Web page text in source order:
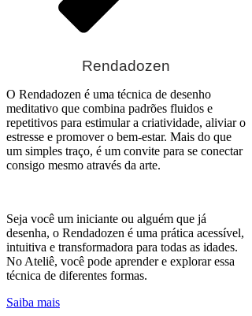
Rendadozen
O Rendadozen é uma técnica de desenho
meditativo que combina padrões fluidos e
repetitivos para estimular a criatividade, aliviar o
estresse e promover o bem-estar. Mais do que
um simples traço, é um convite para se conectar
consigo mesmo através da arte.
Seja você um iniciante ou alguém que já
desenha, o Rendadozen é uma prática acessível,
intuitiva e transformadora para todas as idades.
No Ateliê, você pode aprender e explorar essa
técnica de diferentes formas.
Saiba mais